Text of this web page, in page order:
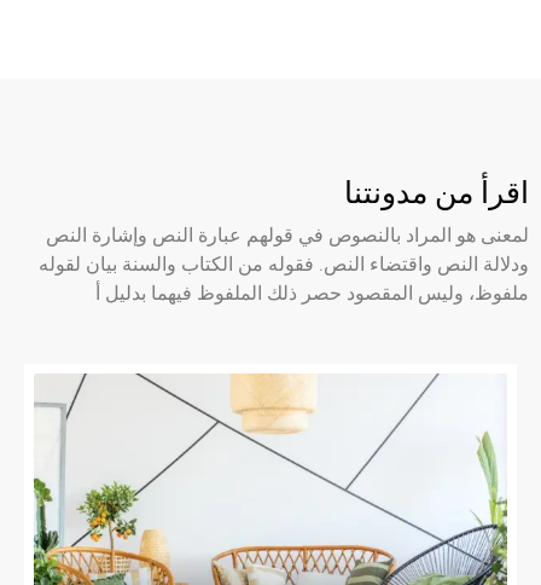
اقرأ من مدونتنا
لمعنى هو المراد بالنصوص في قولهم عبارة النص وإشارة النص
ودلالة النص واقتضاء النص. فقوله من الكتاب والسنة بيان لقوله
ملفوظ، وليس المقصود حصر ذلك الملفوظ فيهما بدليل أ